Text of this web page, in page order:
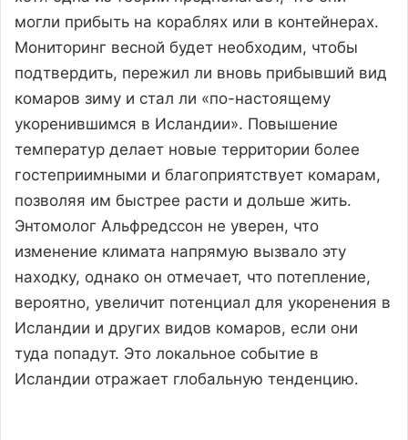
могли прибыть на кораблях или в контейнерах.
Мониторинг весной будет необходим, чтобы
подтвердить, пережил ли вновь прибывший вид
комаров зиму и стал ли «по-настоящему
укоренившимся в Исландии». Повышение
температур делает новые территории более
гостеприимными и благоприятствует комарам,
позволяя им быстрее расти и дольше жить.
Энтомолог Альфредссон не уверен, что
изменение климата напрямую вызвало эту
находку, однако он отмечает, что потепление,
вероятно, увеличит потенциал для укоренения в
Исландии и других видов комаров, если они
туда попадут. Это локальное событие в
Исландии отражает глобальную тенденцию.